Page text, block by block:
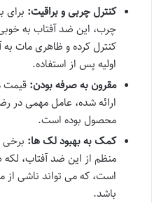
کنترل چربی و براقیت: برای
چرب، این ضد آفتاب به
کنترل کرده و ظاهری مات
اولیه پس از استفاده.
مقرون به صرفه بودن: قیمت
ارائه شده، عامل مهمی در
محصول بوده است.
کمک به بهبود لک ها: برخی
منظم از این ضد آفتاب،
باشد.